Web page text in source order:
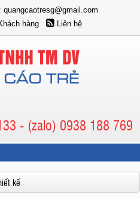
quangcaotresg@gmail.com
hàng Liên hệ
- (zalo) 0938 188 769
kế